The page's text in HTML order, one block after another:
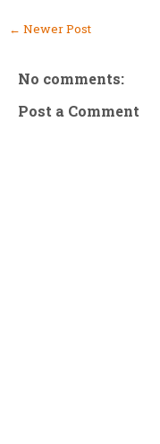
← Newer Post
No comments:
Post a Comment